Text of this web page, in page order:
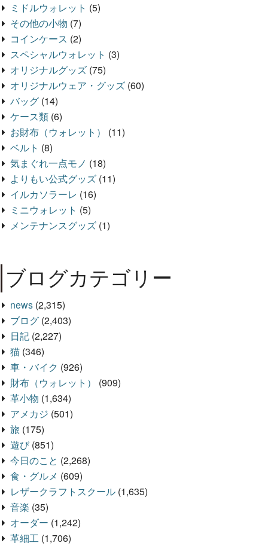
ミドルウォレット (5)
その他の小物 (7)
コインケース (2)
スペシャルウォレット (3)
オリジナルグッズ (75)
オリジナルウェア・グッズ (60)
バッグ (14)
ケース類 (6)
お財布（ウォレット）
(11)
ベルト (8)
気まぐれ一点モノ (18)
よりもい公式グッズ (11)
イルカソラーレ (16)
ミニウォレット (5)
メンテナンスグッズ (1)
ブログカテゴリー
news (2,315)
ブログ (2,403)
日記 (2,227)
猫 (346)
車・バイク (926)
財布（ウォレット）
(909)
革小物 (1,634)
アメカジ (501)
旅 (175)
遊び(851)
今日のこと (2,268)
食・グルメ (609)
レザークラフトスクール (1,635)
音楽 (35)
オーダー (1,242)
革細工 (1,706)